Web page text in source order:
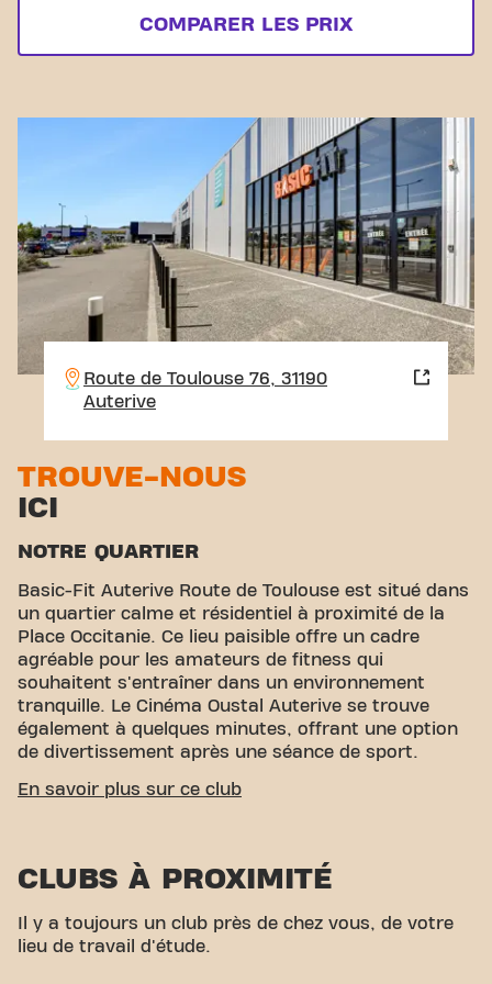
COMPARER LES PRIX
Route de Toulouse 76, 31190
Auterive
TROUVE-NOUS
ICI
NOTRE QUARTIER
Basic-Fit Auterive Route de Toulouse est situé dans
un quartier calme et résidentiel à proximité de la
Place Occitanie. Ce lieu paisible offre un cadre
agréable pour les amateurs de fitness qui
souhaitent s'entraîner dans un environnement
tranquille. Le Cinéma Oustal Auterive se trouve
également à quelques minutes, offrant une option
de divertissement après une séance de sport.
ACCESSIBILITÉ FACILE
Parking:LeParking de la zone commerciale est
Gare:La gare d'Auterive est également
accessible, facilitant l'accès aux membres
En savoir plus sur ce club
CLUBS À PROXIMITÉ
Il y a toujours un club près de chez vous, de votre
lieu de travail d'étude.